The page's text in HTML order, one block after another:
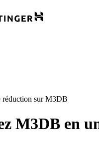
réduction sur M3DB
M3DB en